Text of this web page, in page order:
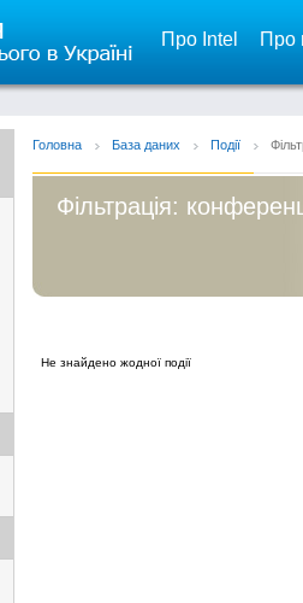
Про Intel Про
Головна База даних Події
Фільтрація:
Не знайдено жодної події